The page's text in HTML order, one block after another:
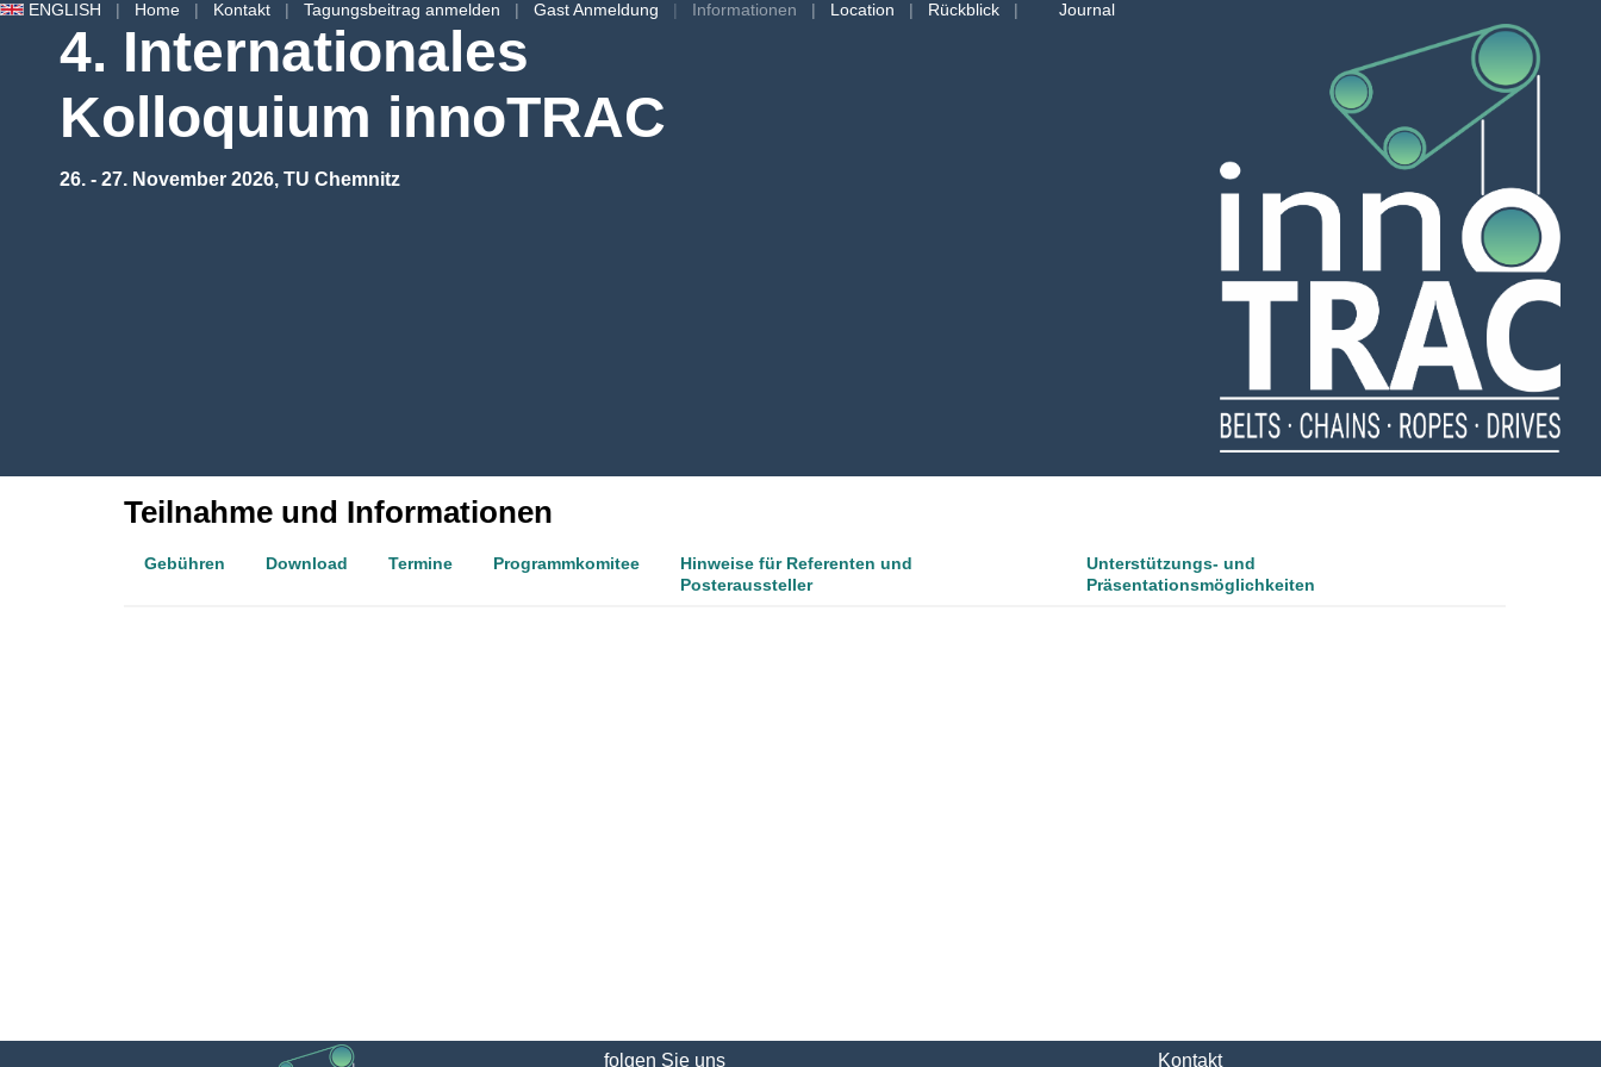
ENGLISH Home Kontakt Tagungsbeitrag anmelden Gast Anmeldung Informationen Location Rückblick Journal
4. Internationales
Kolloquium innoTRAC
26. - 27. November 2026, TU Chemnitz
Teilnahme und Informationen
Gebühren Download Termine Programmkomitee
Hinweise für Referenten und
Posteraussteller
Unterstützungs- und
Präsentationsmöglichkeiten
folgen Sie uns Kontakt